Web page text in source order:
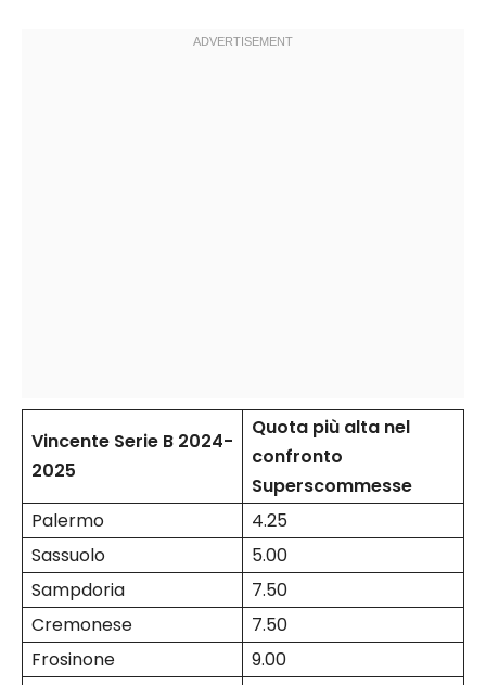
Vincente Serie B 2024-
2025
Quota più alta nel
confronto
Superscommesse
Palermo
4.25
Sassuolo
5.00
Sampdoria
7.50
Cremonese
7.50
Frosinone
9.00